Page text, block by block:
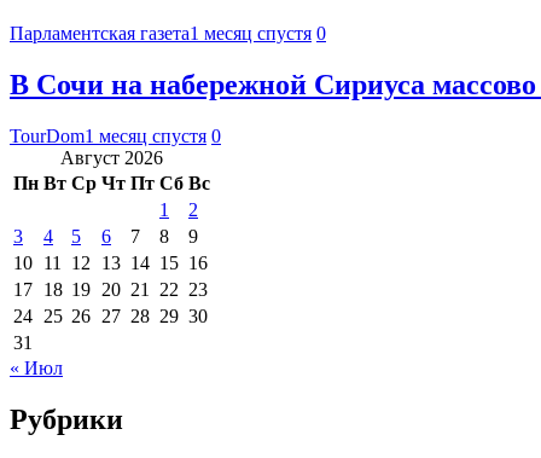
Парламентская газета1 месяц спустя 0
В Сочи на набережной Сириуса
TourDom1 месяц спустя 0
Август 2026
Пн Вт Ср Чт Пт Сб Вс
1
2
3
4 5 6 7 8
9
10 11 12 13 14 15 16
17 18 19 20 21 22 23
24 25 26 27 28 29 30
31
« Июл
Рубрики